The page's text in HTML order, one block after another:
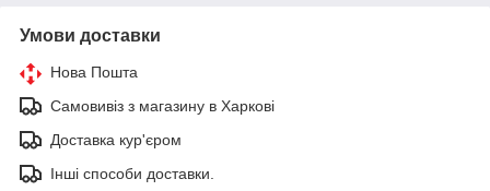
Умови доставки
Нова Пошта
Самовивіз з магазину в Харкові
Доставка кур'єром
Інші способи доставки.